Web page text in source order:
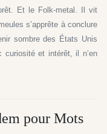
Et le Folk-metal. Il vit
s’apprête à conclure
sombre des États Unis
curiosité et intérêt, il n’en
pour Mots